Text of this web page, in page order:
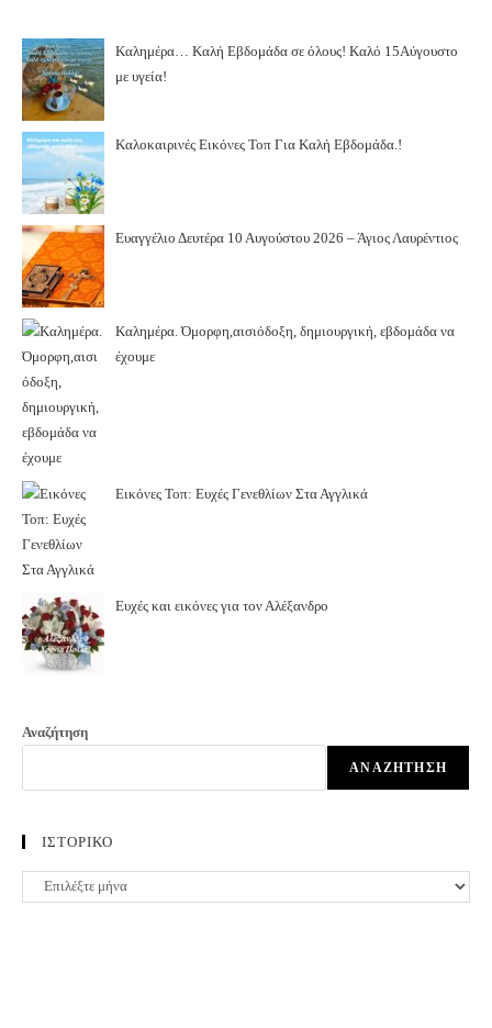
Καλημέρα… Καλή Εβδομάδα σε όλους! Καλό 15Αύγουστο
με υγεία!
Καλοκαιρινές Εικόνες Τοπ Για Καλή Εβδομάδα.!
Ευαγγέλιο Δευτέρα 10 Αυγούστου 2026 – Άγιος Λαυρέντιος
Καλημέρα. Όμορφη,αισιόδοξη, δημιουργική, εβδομάδα να
έχουμε
Εικόνες Τοπ: Ευχές Γενεθλίων Στα Αγγλικά
Ευχές και εικόνες για τον Αλέξανδρο
Αναζήτηση
ΑΝΑΖΉΤΗΣΗ
ΙΣΤΟΡΙΚΟ
ΙΣΤΟΡΙΚΟ